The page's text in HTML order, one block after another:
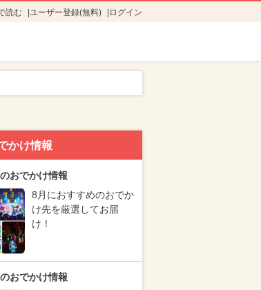
読む ユーザー登録(無料) ログイン
かけ情報
おでかけ情報
8月におすすめのおでか
け先を厳選してお届
け！
おでかけ情報